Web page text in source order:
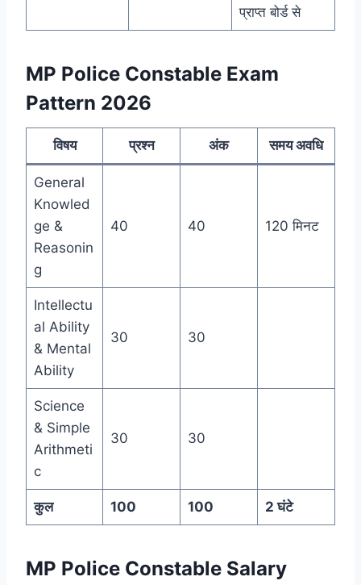
प्राप्त बोर्ड से
MP Police Constable Exam
Pattern 2026
विषय प्रश्न अंक समय अवधि
General
Knowled
ge &
Reasonin
g
40 40 120 मिनट
Intellectu
al Ability
& Mental
Ability
30 30
Science
& Simple
Arithmeti
c
30 30
कुल 100 100 2 घंटे
MP Police Constable Salary